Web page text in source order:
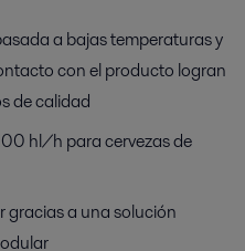
a bajas temperaturas y
con el producto logran
de calidad
hl/h para cervezas de
gracias a una solución